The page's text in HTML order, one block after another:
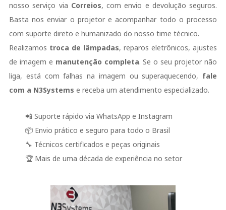
nosso serviço via Correios, com envio e devolução seguros.
Basta nos enviar o projetor e acompanhar todo o processo
com suporte direto e humanizado do nosso time técnico.
Realizamos troca de lâmpadas, reparos eletrônicos, ajustes
de imagem e manutenção completa. Se o seu projetor não
liga, está com falhas na imagem ou superaquecendo, fale
com a N3Systems e receba um atendimento especializado.
📲 Suporte rápido via WhatsApp e Instagram
📦 Envio prático e seguro para todo o Brasil
🔧 Técnicos certificados e peças originais
🏆 Mais de uma década de experiência no setor